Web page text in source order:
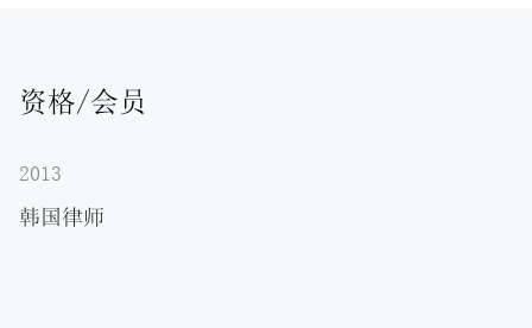
资格/会员
2013
韩国律师